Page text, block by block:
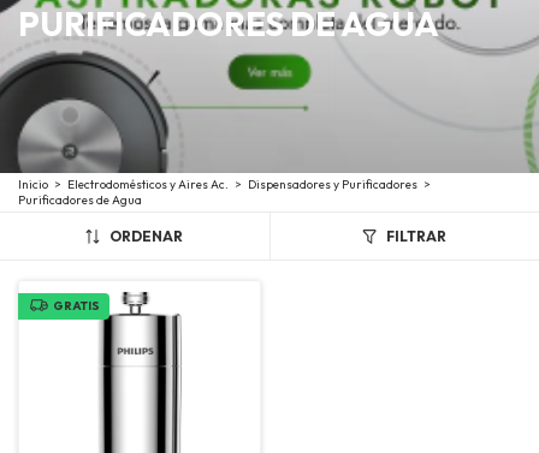
PURIFICADORES DE AGUA
Inicio > Electrodomésticos y Aires Ac. > Dispensadores y Purificadores >
Purificadores de Agua
ORDENAR FILTRAR
GRATIS